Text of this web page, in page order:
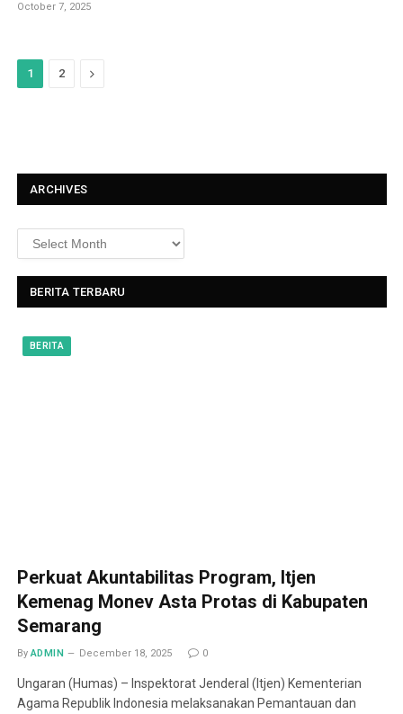
October 7, 2025
1 2
N
ARCHIVES
BERITA TERBARU
BERITA
Perkuat Akuntabilitas Program, Itjen
Kemenag Monev Asta Protas di Kabupaten
Semarang
By ADMIN December 18, 2025 0
Ungaran (Humas) – Inspektorat Jenderal (Itjen) Kementerian
Agama Republik Indonesia melaksanakan Pemantauan dan